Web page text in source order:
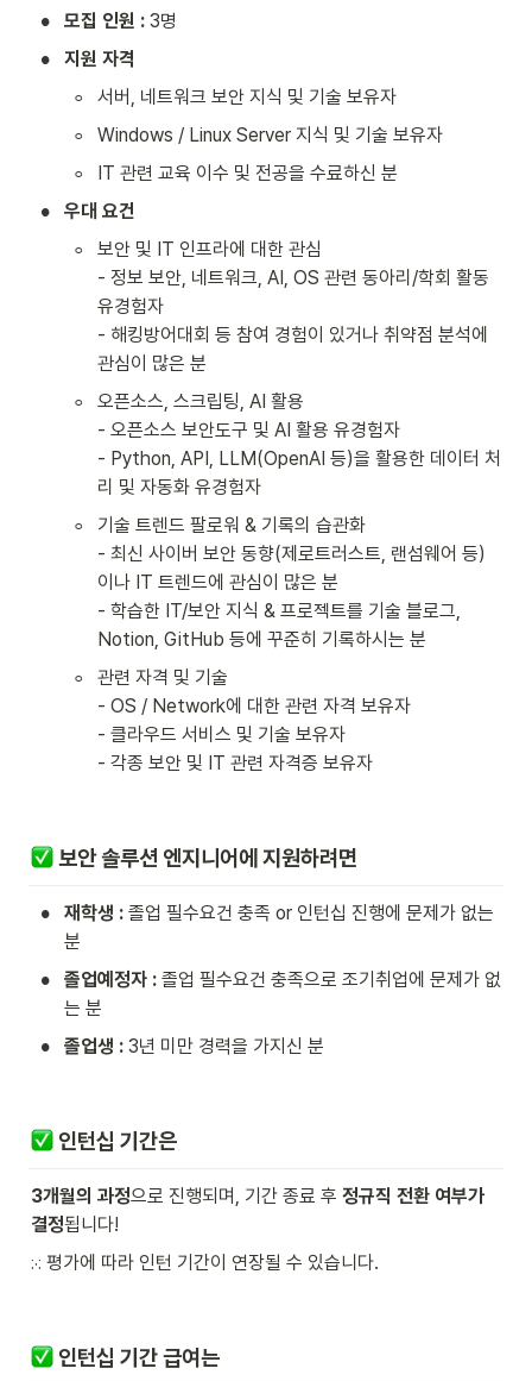
• 모집 인원 : 3명
• 지원 자격
◦ 서버, 네트워크 보안 지식 및 기술 보유자
◦ Windows / Linux Server 지식 및 기술 보유자
◦ IT 관련 교육 이수 및 전공을 수료하신 분
• 우대 요건
◦
보안 및 IT 인프라에 대한 관심
- 정보 보안, 네트워크, AI, OS 관련 동아리/학회 활동
유경험자
- 해킹방어대회 등 참여 경험이 있거나 취약점 분석에
관심이 많은 분
◦
오픈소스, 스크립팅, AI 활용
- 오픈소스 보안도구 및 AI 활용 유경험자
- Python, API, LLM(OpenAI 등)을 활용한 데이터 처
리 및 자동화 유경험자
◦
기술 트렌드 팔로워 & 기록의 습관화
- 최신 사이버 보안 동향(제로트러스트, 랜섬웨어 등)
이나 IT 트렌드에 관심이 많은 분
- 학습한 IT/보안 지식 & 프로젝트를 기술 블로그,
Notion, GitHub 등에 꾸준히 기록하시는 분
◦
관련 자격 및 기술
- OS / Network에 대한 관련 자격 보유자
- 클라우드 서비스 및 기술 보유자
- 각종 보안 및 IT 관련 자격증 보유자
보안 솔루션 엔지니어에 지원하려면
• 재학생 : 졸업 필수요건 충족 or 인턴십 진행에 문제가 없는
분
• 졸업예정자 : 졸업 필수요건 충족으로 조기취업에 문제가 없
는 분
• 졸업생 : 3년 미만 경력을 가지신 분
인턴십 기간은
3개월의 과정으로 진행되며, 기간 종료 후 정규직 전환 여부가
결정됩니다!
⁙ 평가에 따라 인턴 기간이 연장될 수 있습니다.
인턴십 기간 급여는